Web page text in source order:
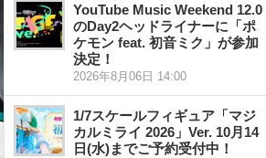
YouTube Music Weekend 12.0
のDay2ヘッドライナーに「ポ
ケモン feat. 初音ミク」が参加
決定！
2026年8月06日 14:00
1/7スケールフィギュア「マジ
カルミライ 2026」Ver. 10月14
日(水)までご予約受付中！